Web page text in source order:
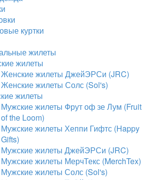
куртки
жилеты
жилеты
Женские жилеты ДжейЭРСи (JRC)
Женские жилеты Солс (Sol's)
жилеты
Мужские жилеты Фрут оф зе Лум (Fruit
of the Loom)
Мужские жилеты Хеппи Гифтс (Happy
Gifts)
Мужские жилеты ДжейЭРСи (JRC)
Мужские жилеты МерчТекс (MerchTex)
Мужские жилеты Солс (Sol's)